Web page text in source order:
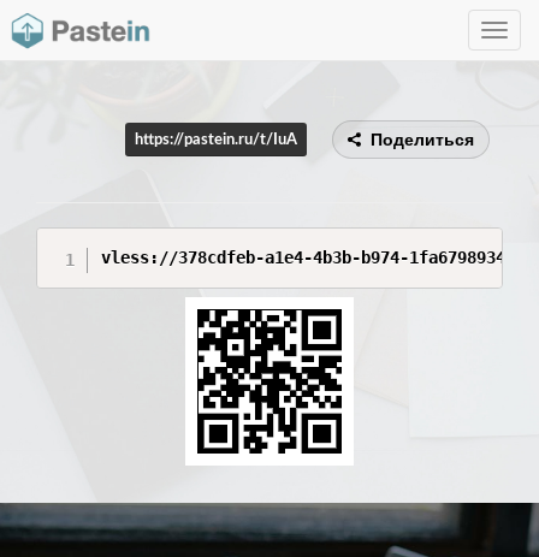
Toggle
https://pastein.ru/t/IuA Поделиться
vless://378cdfeb-a1e4-4b3b-b974-